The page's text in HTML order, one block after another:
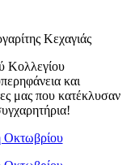
Κεχαγιάς
Κολλεγίου
και
μας που κατέκλυσαν